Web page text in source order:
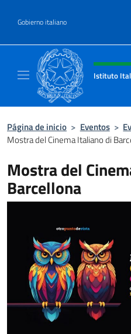
Gobierno italiano
Encabezado
Istituto
Página de inicio > Eventos >
Mostra del Cinema Italiano di
Mostra del
Barcellona